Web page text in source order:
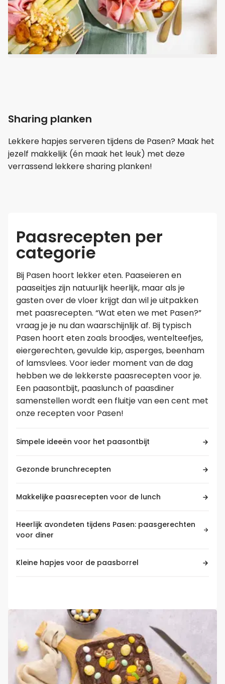
Sharing planken
Lekkere hapjes serveren tijdens de Pasen? Maak het
jezelf makkelijk (én maak het leuk) met deze
verrassend lekkere sharing planken!
Paasrecepten per
categorie
Bij Pasen hoort lekker eten. Paaseieren en
paaseitjes zijn natuurlijk heerlijk, maar als je
gasten over de vloer krijgt dan wil je uitpakken
met paasrecepten. “Wat eten we met Pasen?”
vraag je je nu dan waarschijnlijk af. Bij typisch
Pasen hoort eten zoals broodjes, wentelteefjes,
eiergerechten, gevulde kip, asperges, beenham
of lamsvlees. Voor ieder moment van de dag
hebben we de lekkerste paasrecepten voor je.
Een paasontbijt, paaslunch of paasdiner
samenstellen wordt een fluitje van een cent met
onze recepten voor Pasen!
Simpele ideeën voor het paasontbijt
Gezonde brunchrecepten
Makkelijke paasrecepten voor de lunch
Heerlijk avondeten tijdens Pasen: paasgerechten
voor diner
Kleine hapjes voor de paasborrel